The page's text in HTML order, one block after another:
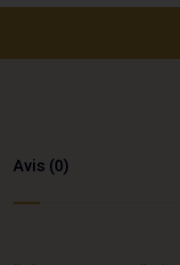
Avis (0)